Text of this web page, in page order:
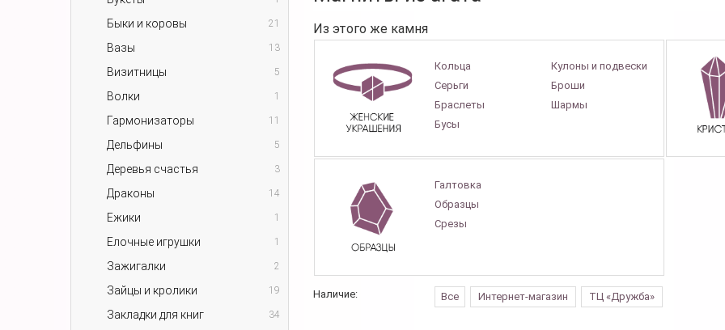
Быки и коровы 21
Вазы 13
Визитницы 5
Волки 1
Гармонизаторы 11
Дельфины 5
Деревья счастья 3
Драконы 14
Ежики 1
Елочные игрушки 1
Зажигалки 2
Зайцы и кролики 19
Закладки для книг 34
Из этого же камня
Кольца
Серьги
Браслеты
Бусы
Кулоны и подвески
Броши
Шармы
Галтовка
Образцы
Срезы
Наличие: Все Интернет-магазин ТЦ «Дружба»